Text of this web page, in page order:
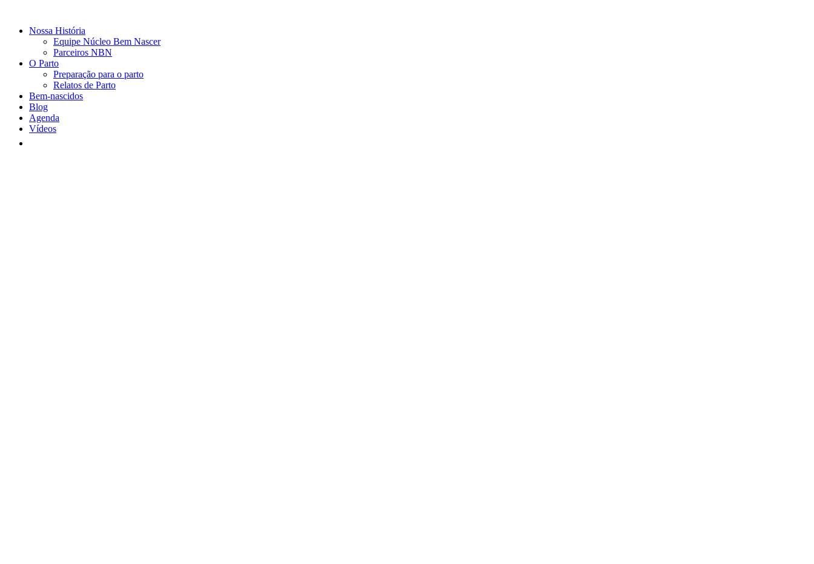
Nossa História
Equipe Núcleo Bem Nascer
Parceiros NBN
O Parto
Preparação para o parto
Relatos de Parto
Bem-nascidos
Blog
Agenda
Vídeos